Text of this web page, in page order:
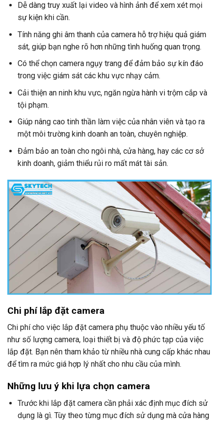
Dễ dàng truy xuất lại video và hình ảnh để xem xét mọi
sự kiện khi cần.
Tính năng ghi âm thanh của camera hỗ trợ hiệu quả giám
sát, giúp bạn nghe rõ hơn những tình huống quan trọng.
Có thể chọn camera ngụy trang để đảm bảo sự kín đáo
trong việc giám sát các khu vực nhạy cảm.
Cải thiện an ninh khu vực, ngăn ngừa hành vi trộm cắp và
tội phạm.
Giúp nâng cao tinh thần làm việc của nhân viên và tạo ra
một môi trường kinh doanh an toàn, chuyên nghiệp.
Đảm bảo an toàn cho ngôi nhà, cửa hàng, hay các cơ sở
kinh doanh, giảm thiểu rủi ro mất mát tài sản.
Chi phí lắp đặt camera
Chi phí cho việc lắp đặt camera phụ thuộc vào nhiều yếu tố
như số lượng camera, loại thiết bị và độ phức tạp của việc
lắp đặt. Bạn nên tham khảo từ nhiều nhà cung cấp khác nhau
để tìm ra mức giá hợp lý nhất cho nhu cầu của mình.
Những lưu ý khi lựa chọn camera
Trước khi lắp đặt camera cần phải xác định mục đích sử
dụng là gì. Tùy theo từng mục đích sử dụng mà cửa hàng